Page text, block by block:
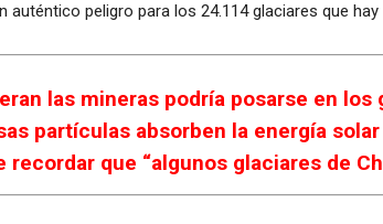
auténtico peligro para los 24.114 glaciares que hay
las mineras podría posarse en
partículas absorben la energía
recordar que “algunos glaciares de